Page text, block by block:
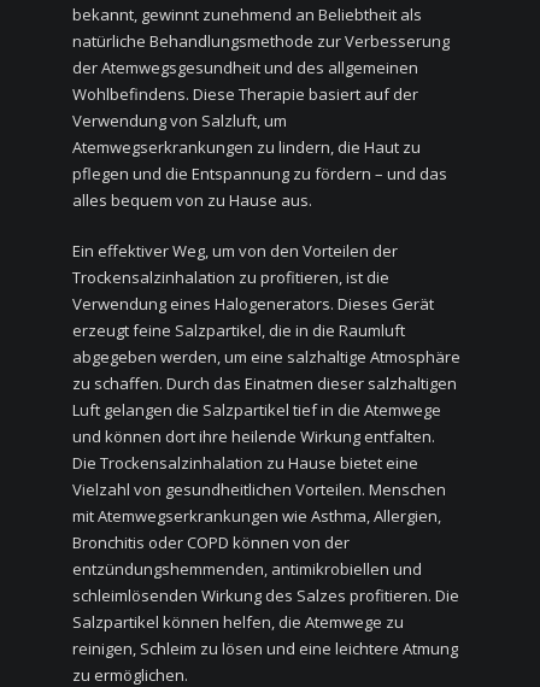
bekannt, gewinnt zunehmend an Beliebtheit als
natürliche Behandlungsmethode zur Verbesserung
der Atemwegsgesundheit und des allgemeinen
Wohlbefindens. Diese Therapie basiert auf der
Verwendung von Salzluft, um
Atemwegserkrankungen zu lindern, die Haut zu
pflegen und die Entspannung zu fördern – und das
alles bequem von zu Hause aus.
Ein effektiver Weg, um von den Vorteilen der
Trockensalzinhalation zu profitieren, ist die
Verwendung eines Halogenerators. Dieses Gerät
erzeugt feine Salzpartikel, die in die Raumluft
abgegeben werden, um eine salzhaltige Atmosphäre
zu schaffen. Durch das Einatmen dieser salzhaltigen
Luft gelangen die Salzpartikel tief in die Atemwege
und können dort ihre heilende Wirkung entfalten.
Die Trockensalzinhalation zu Hause bietet eine
Vielzahl von gesundheitlichen Vorteilen. Menschen
mit Atemwegserkrankungen wie Asthma, Allergien,
Bronchitis oder COPD können von der
entzündungshemmenden, antimikrobiellen und
schleimlösenden Wirkung des Salzes profitieren. Die
Salzpartikel können helfen, die Atemwege zu
reinigen, Schleim zu lösen und eine leichtere Atmung
zu ermöglichen.